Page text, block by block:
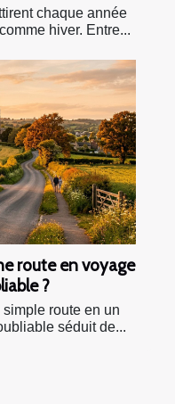
chaque année
hiver. Entre...
route en voyage
?
route en un
séduit de...